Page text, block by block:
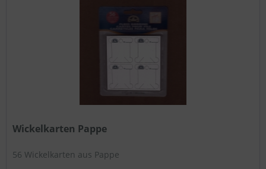
Wickelkarten Pappe
56 Wickelkarten aus Pappe